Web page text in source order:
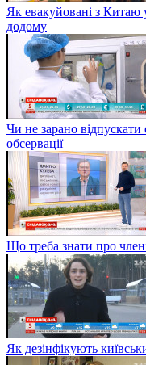
Як евакуйовані з Китаю
додому
Чи не зарано
обсервації
Що треба знати про
Як дезінфікують